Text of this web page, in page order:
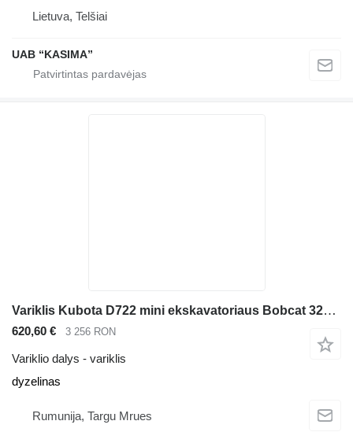
Lietuva, Telšiai
UAB “KASIMA”
Variklis Kubota D722 mini ekskavatoriaus Bobcat 320 322
620,60 € 3 256 RON
Variklio dalys - variklis
dyzelinas
Rumunija, Targu Mrues